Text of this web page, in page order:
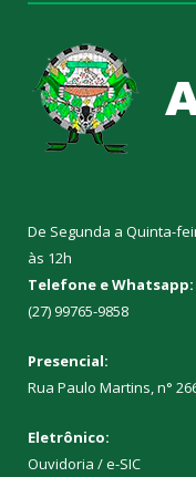
De Segunda a Quinta-
às 12h
Telefone e Whatsapp:
(27) 99765-9858
Presencial:
Rua Paulo Martins, n°
Eletrônico:
Ouvidoria /e-SIC